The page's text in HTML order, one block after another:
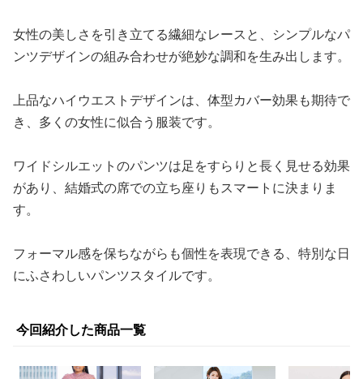
女性の美しさを引き立てる繊細なレースと、シンプルなパ
ンツデザインの組み合わせが絶妙な調和を生み出します。
上品なハイウエストデザインは、体型カバー効果も期待で
き、多くの女性に似合う服装です。
ワイドシルエットのパンツは足をすらりと長く見せる効果
があり、結婚式の席での立ち座りもスマートに決まりま
す。
フォーマル感を保ちながらも個性を表現できる、特別な日
にふさわしいパンツスタイルです。
今回紹介した商品一覧